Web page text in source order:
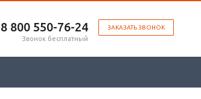
ЗАКАЗАТЬ ЗВОНОК
8 800 ‎550-76-24
Звонок бесплатный